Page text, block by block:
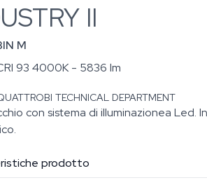
II
M
93 4000K - 5836 lm
TECHNICAL DEPARTMENT
con sistema di illuminazionea Led.
prodotto